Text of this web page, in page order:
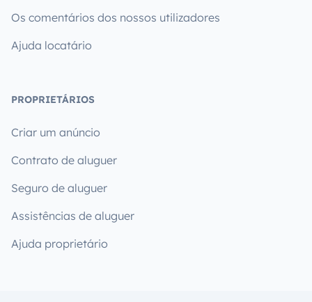
Os comentários dos nossos utilizadores
Ajuda locatário
PROPRIETÁRIOS
Criar um anúncio
Contrato de aluguer
Seguro de aluguer
Assistências de aluguer
Ajuda proprietário